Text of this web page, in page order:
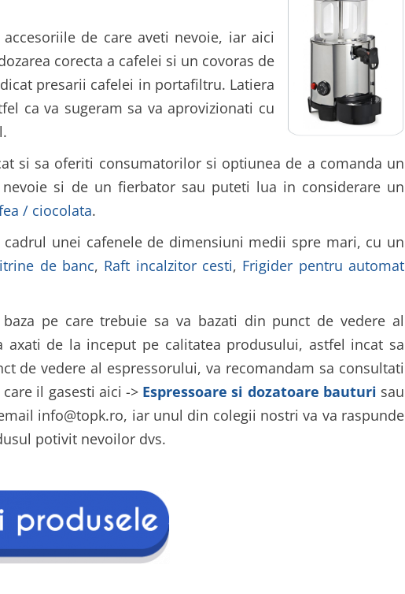
de care aveti nevoie, iar aici
corecta a cafelei si un covoras de
presarii cafelei in portafiltru. Latiera
ca va sugeram sa va aprovizionati cu
si sa oferiti consumatorilor si optiunea de a comanda un
si de un fierbator sau puteti lua in considerare un
/ ciocolata.
unei cafenele de dimensiuni medii spre mari, cu un
de banc, Raft incalzitor cesti, Frigider pentru automat
pe care trebuie sa va bazati din punct de vedere al
axati de la inceput pe calitatea produsului, astfel incat sa
de vedere al espressorului, va recomandam sa consultati
il gasesti aici -> Espressoare si dozatoare bauturi sau
info@topk.ro, iar unul din colegii nostri va va raspunde
potivit nevoilor dvs.